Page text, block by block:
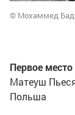
© Мохаммед
Первое
Матеуш
Польша